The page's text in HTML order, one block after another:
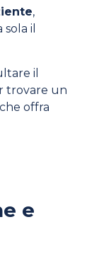
,
il
il
trovare un
offra
e